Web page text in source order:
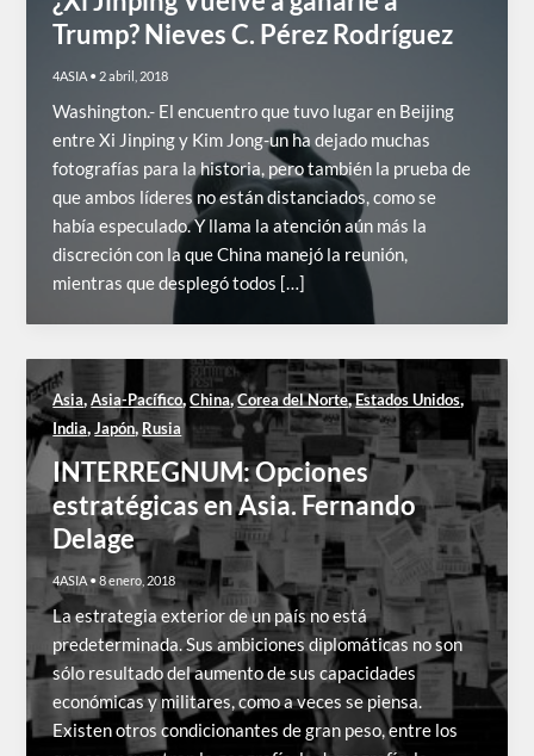
Trump? Nieves C. Pérez Rodríguez
4ASIA • 2 abril, 2018
Washington.- El encuentro que tuvo lugar en Beijing
entre Xi Jinping y Kim Jong-un ha dejado muchas
fotografías para la historia, pero también la prueba de
que ambos líderes no están distanciados, como se
había especulado. Y llama la atención aún más la
discreción con la que China manejó la reunión,
mientras que desplegó todos […]
Asia,Asia-Pacífico,China,Corea del Norte,Estados Unidos,
India,Japón, Rusia
INTERREGNUM: Opciones
estratégicas en Asia. Fernando
Delage
4ASIA •8 enero, 2018
La estrategia exterior de un país no está
predeterminada. Sus ambiciones diplomáticas no son
sólo resultado del aumento de sus capacidades
económicas y militares, como a veces se piensa.
Existen otros condicionantes de gran peso, entre los